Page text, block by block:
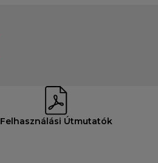
Felhasználási Útmutatók